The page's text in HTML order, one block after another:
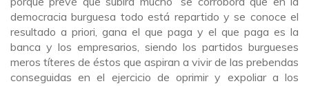
democracia burguesa todo está repartido y se conoce el
resultado a priori, gana el que paga y el que paga es la
banca y los empresarios, siendo los partidos burgueses
meros títeres de éstos que aspiran a vivir de las prebendas
conseguidas en el ejercicio de oprimir y expoliar a los